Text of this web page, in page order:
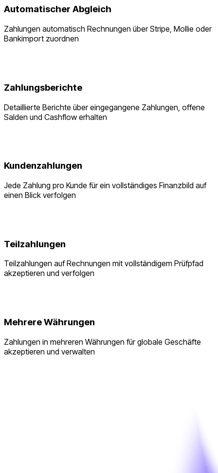
Automatischer Abgleich
Zahlungen automatisch Rechnungen über Stripe, Mollie oder
Bankimport zuordnen
Zahlungsberichte
Detaillierte Berichte über eingegangene Zahlungen, offene
Salden und Cashflow erhalten
Kundenzahlungen
Jede Zahlung pro Kunde für ein vollständiges Finanzbild auf
einen Blick verfolgen
Teilzahlungen
Teilzahlungen auf Rechnungen mit vollständigem Prüfpfad
akzeptieren und verfolgen
Mehrere Währungen
Zahlungen in mehreren Währungen für globale Geschäfte
akzeptieren und verwalten